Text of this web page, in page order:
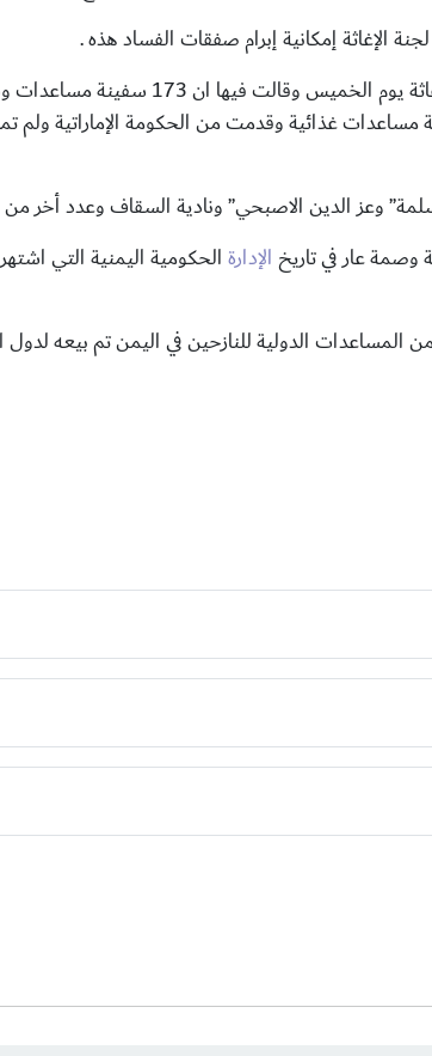
الإغاثة إمكانية إبرام صفقات الفساد هذه .
ومما يثبت صحة هذه الاتهامات هي تصريحات
يتبين انه وصلت إلى المدينة 4 سفن بينها 3 محملة مساعدات غذائية وقدمت من
وعز الدين الاصبحي” ونادية السقاف وعدد أخر
وصمة عار في تاريخ الإدارة الحكومية اليمنية التي
الدولية للنازحين في اليمن تم بيعه لدول